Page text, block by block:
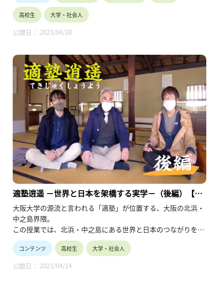
高校生 大学・社会人
公開日： 2023/04/28
適塾逍遥 －世界と日本を架橋する実学－（後編）【阪
大模擬授業2021】
大阪大学の源流と言われる「適塾」が位置する、大阪の北浜・
中之島界隈。
この授業では、北浜・中之島にある世界と日本のつながりを象
徴するようなスポットを巡ります。
「実学」とはいったいどういうことなのか、その歴史の中で
「適塾」はどのような役割を果たしてきたのか。
コンテンツ 高校生 大学・社会人
公開日： 2023/04/14